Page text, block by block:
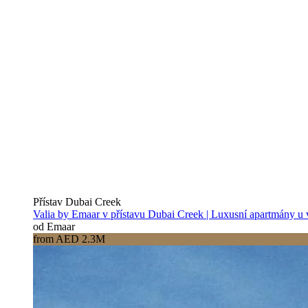
Přístav Dubai Creek
Valia by Emaar v přístavu Dubai Creek | Luxusní apartmány u
od Emaar
from AED 2.3M